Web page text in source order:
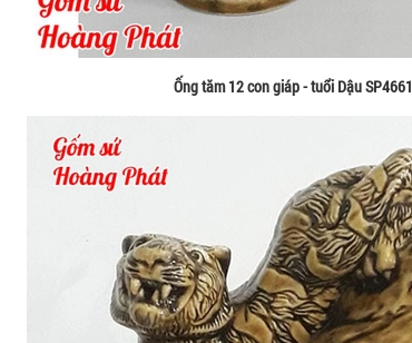
Ống tăm 12 con giáp - tuổi Dậu SP4661